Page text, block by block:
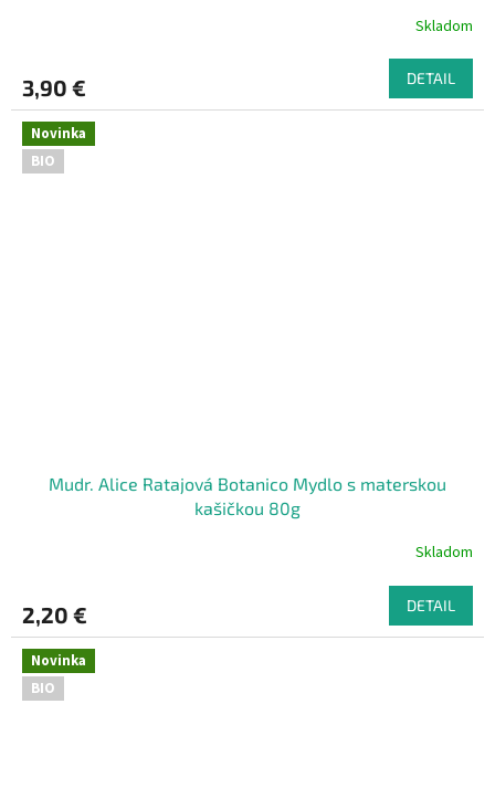
Skladom
3,90 € DETAIL
Novinka
BIO
Mudr. Alice Ratajová Botanico Mydlo s materskou
kašičkou 80g
Skladom
2,20 € DETAIL
Novinka
BIO